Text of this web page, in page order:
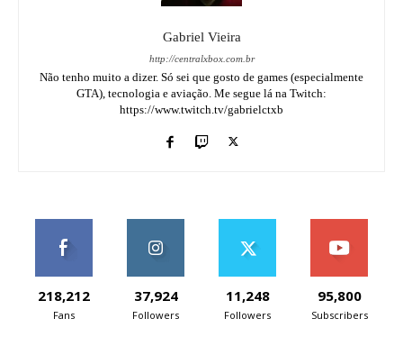
Gabriel Vieira
http://centralxbox.com.br
Não tenho muito a dizer. Só sei que gosto de games (especialmente
GTA), tecnologia e aviação. Me segue lá na Twitch:
https://www.twitch.tv/gabrielctxb
218,212
Fans
37,924
Followers
11,248
Followers
95,800
Subscribers